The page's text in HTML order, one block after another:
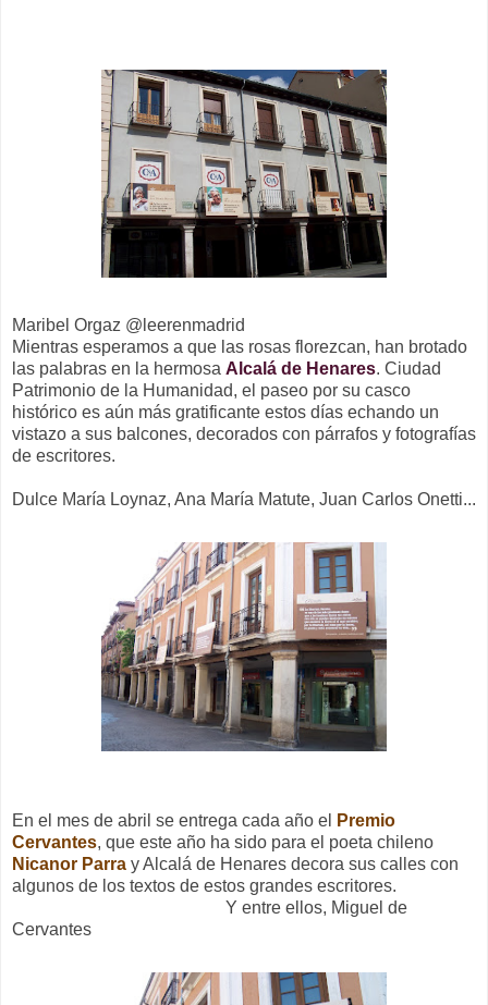
Maribel Orgaz @leerenmadrid
Mientras esperamos a que las rosas florezcan, han brotado
las palabras en la hermosa Alcalá de Henares. Ciudad
Patrimonio de la Humanidad, el paseo por su casco
histórico es aún más gratificante estos días echando un
vistazo a sus balcones, decorados con párrafos y fotografías
de escritores.
Dulce María Loynaz, Ana María Matute, Juan Carlos Onetti...
En el mes de abril se entrega cada año el
Premio
Cervantes, que este año ha sido para el poeta chileno
Nicanor Parra y Alcalá de Henares decora sus calles con
algunos de los textos de estos grandes escritores.
Y entre ellos, Miguel de
Cervantes